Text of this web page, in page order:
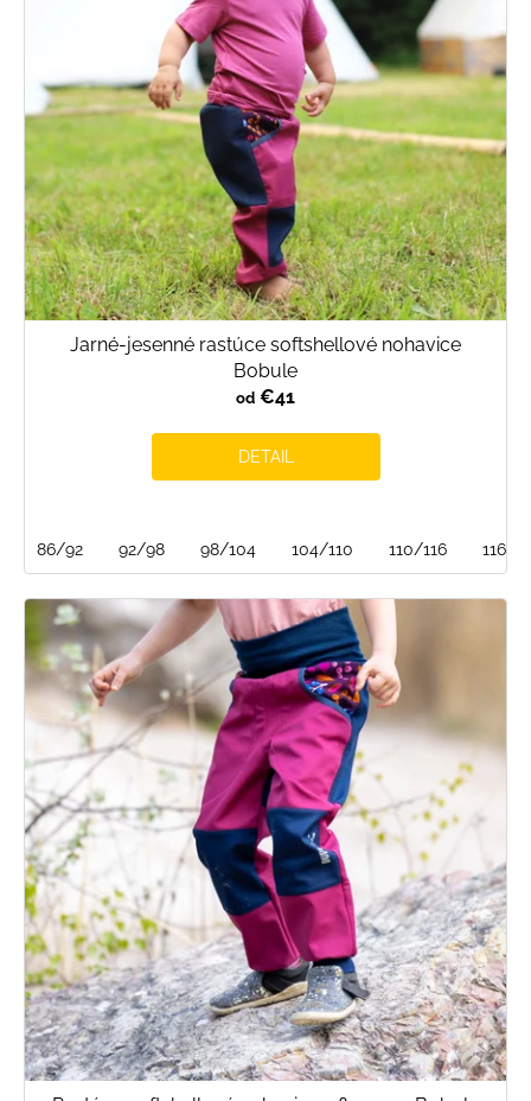
u
t
o
v
Jarné-jesenné rastúce softshellové nohavice
Bobule
od €41
DETAIL
86/92 92/98 98/104 104/110 110/116 116/